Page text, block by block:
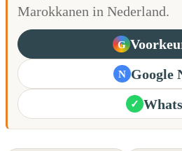
Marokkanen in Nederland.
G
N Google
✓